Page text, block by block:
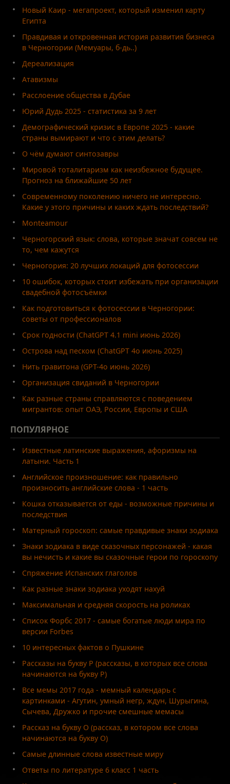
Новый Каир - мегапроект, который изменил карту
Египта
Правдивая и откровенная история развития бизнеса
в Черногории (Мемуары, б-дь..)
Дереализация
Атавизмы
Расслоение общества в Дубае
Юрий Дудь 2025 - статистика за 9 лет
Демографический кризис в Европе 2025 - какие
страны вымирают и что с этим делать?
О чём думают синтозавры
Мировой тоталитаризм как неизбежное будущее.
Прогноз на ближайшие 50 лет
Современному поколению ничего не интересно.
Какие у этого причины и каких ждать последствий?
Monteamour
Черногорский язык: слова, которые значат совсем не
то, чем кажутся
Черногория: 20 лучших локаций для фотосессии
10 ошибок, которых стоит избежать при организации
свадебной фотосъёмки
Как подготовиться к фотосессии в Черногории:
советы от профессионалов
Срок годности (ChatGPT 4.1 mini июнь 2026)
Острова над песком (ChatGPT 4o июнь 2025)
Нить гравитона (GPT-4o июнь 2026)
Организация свиданий в Черногории
Как разные страны справляются с поведением
мигрантов: опыт ОАЭ, России, Европы и США
ПОПУЛЯРНОЕ
Известные латинские выражения, афоризмы на
латыни. Часть 1
Английское произношение: как правильно
произносить английские слова - 1 часть
Кошка отказывается от еды - возможные причины и
последствия
Матерный гороскоп: самые правдивые знаки зодиака
Знаки зодиака в виде сказочных персонажей - какая
вы нечисть и какие вы сказочные герои по гороскопу
Спряжение Испанских глаголов
Как разные знаки зодиака уходят нахуй
Максимальная и средняя скорость на роликах
Список Форбс 2017 - самые богатые люди мира по
версии Forbes
10 интересных фактов о Пушкине
Рассказы на букву Р (рассказы, в которых все слова
начинаются на букву Р)
Все мемы 2017 года - мемный календарь с
картинками - Агутин, умный негр, ждун, Шурыгина,
Сычева, Дружко и прочие смешные мемасы
Рассказ на букву О (рассказ, в котором все слова
начинаются на букву О)
Самые длинные слова известные миру
Ответы по литературе 6 класс 1 часть